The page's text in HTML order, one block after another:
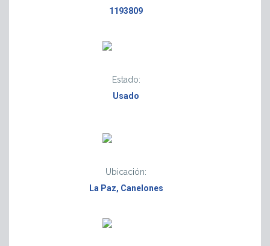
1193809
Estado:
Usado
Ubicación:
La Paz, Canelones